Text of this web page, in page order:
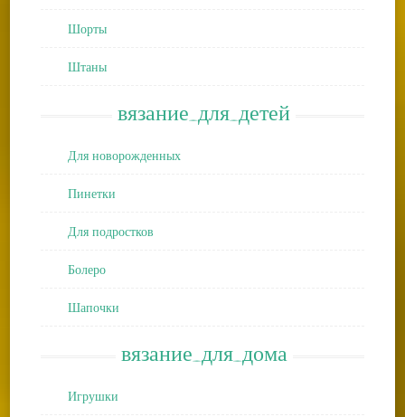
Шорты
Штаны
вязание_для_детей
Для новорожденных
Пинетки
Для подростков
Болеро
Шапочки
вязание_для_дома
Игрушки